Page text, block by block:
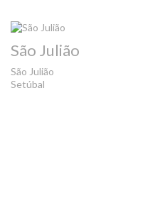
São Julião
São Julião
Setúbal